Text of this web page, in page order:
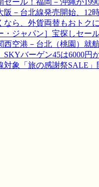
セール！福岡－沖縄が
阪－台北線発売開始、12
なら、外貨両替もおトク
・ジャパン］宝探しセー
西空港－台北（桃園）就
SKYバーゲン45は6000円
対象「旅の感謝祭SALE」